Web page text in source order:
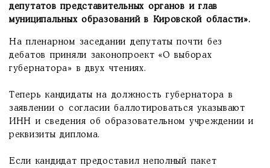
депутатов представительных органов и глав
муниципальных образований в Кировской области».
На пленарном заседании депутаты почти без
дебатов приняли законопроект «О выборах
губернатора» в двух чтениях.
Теперь кандидаты на должность губернатора в
заявлении о согласии баллотироваться указывают
ИНН и сведения об образовательном учреждении и
реквизиты диплома.
Если кандидат предоставил неполный пакет